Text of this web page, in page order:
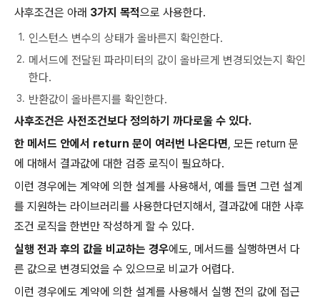
사후조건은 아래 3가지 목적으로 사용한다.
인스턴스 변수의 상태가 올바른지 확인한다.
메서드에 전달된 파라미터의 값이 올바르게 변경되었는지 확인
한다.
반환값이 올바른지를 확인한다.
사후조건은 사전조건보다 정의하기 까다로울 수 있다.
한 메서드 안에서 return 문이 여러번 나온다면, 모든 return 문
에 대해서 결과값에 대한 검증 로직이 필요하다.
이런 경우에는 계약에 의한 설계를 사용해서, 예를 들면 그런 설계
를 지원하는 라이브러리를 사용한다던지해서, 결과값에 대한 사후
조건 로직을 한번만 작성하게 할 수 있다.
실행 전과 후의 값을 비교하는 경우에도, 메서드를 실행하면서 다
른 값으로 변경되었을 수 있으므로 비교가 어렵다.
이런 경우에도 계약에 의한 설계를 사용해서 실행 전의 값에 접근